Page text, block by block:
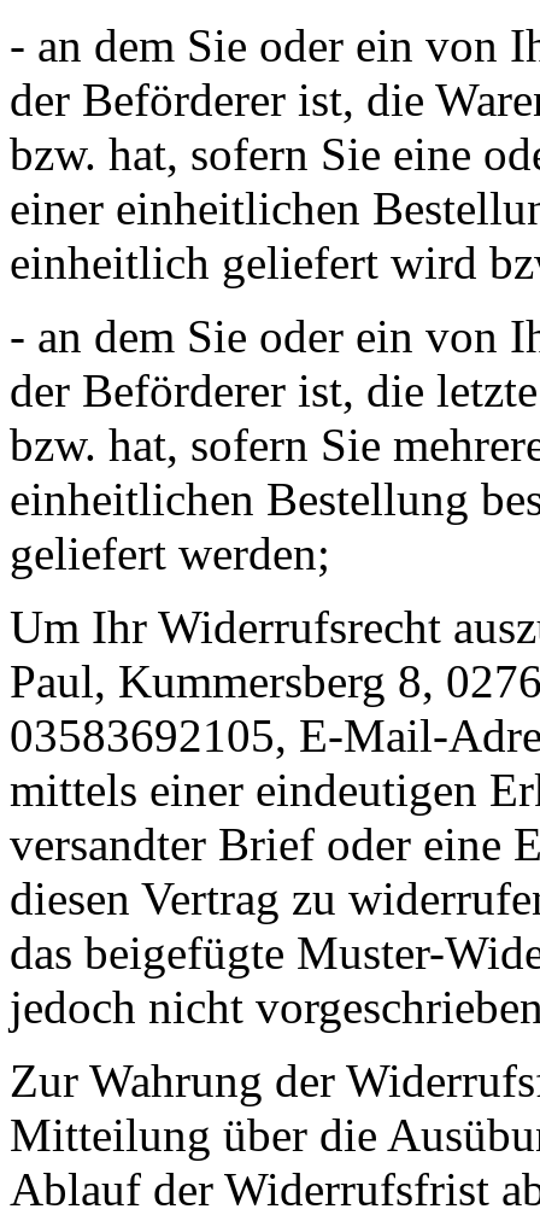
- an dem Sie oder ein von
der Beförderer ist, die
bzw. hat, sofern Sie eine
einer einheitlichen
einheitlich geliefert wird
- an dem Sie oder ein von
der Beförderer ist, die
bzw. hat, sofern Sie
einheitlichen Bestellung
geliefert werden;
Um Ihr Widerrufsrecht
Paul, Kummersberg 8,
03583692105, E-Mail-
mittels einer eindeutigen
versandter Brief oder eine
diesen Vertrag zu
das beigefügte Muster-
jedoch nicht
Zur Wahrung der
Mitteilung über die
Ablauf der Widerrufsfrist